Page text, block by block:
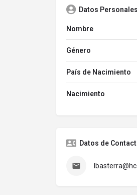
Datos Personales
Nombre
Género
País de Nacimiento
Nacimiento
Datos de